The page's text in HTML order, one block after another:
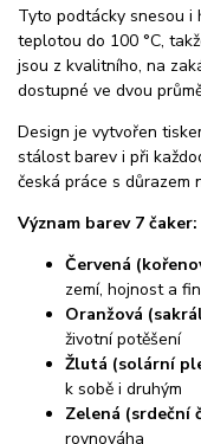
Tyto podtácky snesou i
teplotou do 100 °C,
jsou z kvalitního, na
dostupné ve dvou
Design je vytvořen
stálost barev i při
česká práce s důrazem
Význam barev 7 čaker:
Červená
zemí, hojnost a
Oranžová
životní potěšení
Žlutá (solární
k sobě i druhým
Zelená (srdeční
rovnováha